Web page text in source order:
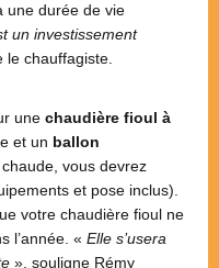
une durée de vie
un investissement
le chauffagiste.
une chaudière fioul à
et un ballon
vous devrez
et pose inclus).
votre chaudière fioul ne
l’année. « Elle s’usera
», souligne Rémy